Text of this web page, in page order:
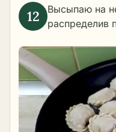
Высыпаю на
распределив